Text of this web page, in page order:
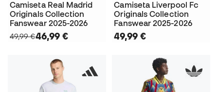
Camiseta Real Madrid
Originals Collection
Fanswear 2025-2026
49,99 €46,99 €
Camiseta Liverpool Fc
Originals Collection
Fanswear 2025-2026
49,99 €